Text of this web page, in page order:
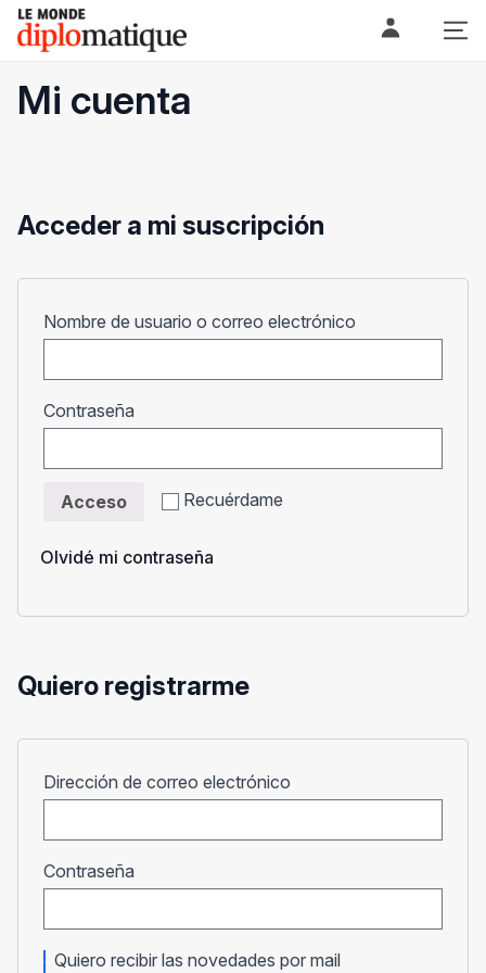
Skip
content
Le monde diplomatique
Mi cuenta
Acceder a mi suscripción
Nombre de usuario o correo electrónico
Contraseña
Recuérdame
Acceso
Olvidé mi contraseña
Quiero registrarme
Dirección de correo electrónico
Contraseña
Quiero recibir las novedades por mail